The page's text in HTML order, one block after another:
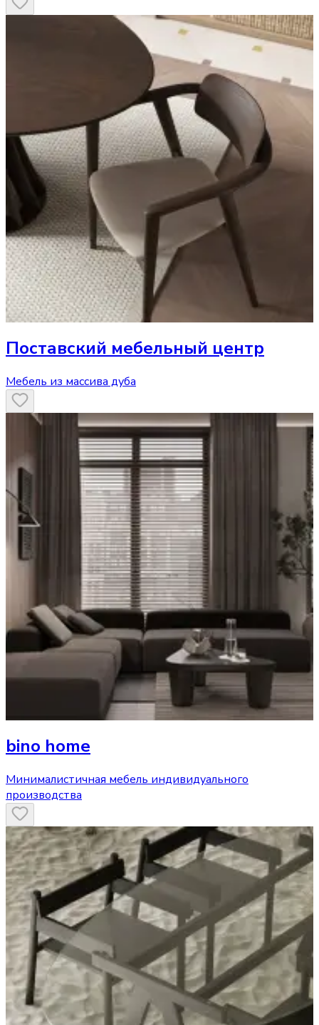
Поставский мебельный центр
Мебель из массива дуба
bino home
Минималистичная мебель индивидуального
производства